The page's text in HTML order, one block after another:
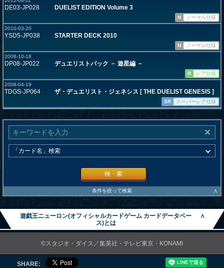
DE03-JP028 DUELIST EDITION Volume 3
N
ノーマル仕様
2010-03-20
YSD5-JP038 STARTER DECK 2010
N
ノーマル仕様
2008-10-18
DP08-JP022 デュエリストパック － 遊星編 －
R
レア仕様
2008-04-19
TDGS-JP064 ザ・デュエリスト・ジェネシス [ THE DUELIST GENESIS ]
SR スーパーレア仕様
検 索
条件を絞って検索 ∧
遊戯王ニューロン(オフィシャルカードゲーム カードデータベー
ス)とは
∧
©スタジオ・ダイス／集英社・テレビ東京・KONAMI
SHARE: